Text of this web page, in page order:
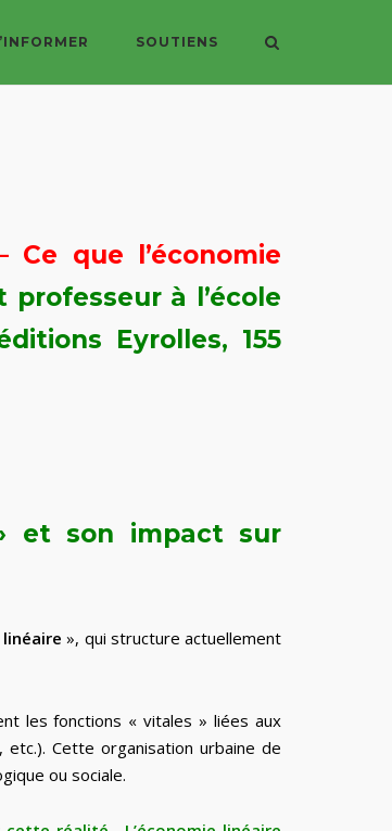
SOUTIENS
que l’économie
à l’école
Eyrolles, 155
et son impact sur
linéaire », qui structure actuellement
les fonctions « vitales » liées aux
Cette organisation urbaine de
ou sociale.